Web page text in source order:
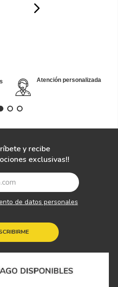
Atención personalizada
y recibe
exclusivas!!
de datos personales